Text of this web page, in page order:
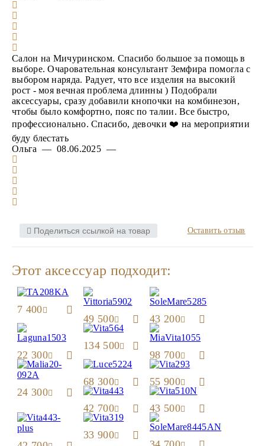
Салон на Мичуринском. Спасибо большое за помощь в
выборе. Очаровательная консультант Земфира помогла с
выбором наряда. Радует, что все изделия на высокий
рост - моя вечная проблема длинны ) Подобрали
аксессуары, сразу добавили кнопочки на комбинезон,
чтобы было комфортно, пояс по талии. Все быстро,
профессионально. Спасибо, девочки ❤️ на мероприятии
буду блестать
Ольга — 08.06.2025 —
Поделиться ссылкой на товар Оставить отзыв
Этот аксессуар подходит:
7 400
49 500
43 200
22 300
134 500
98 700
24 300
68 300 55 900
42 700 43 500
33 900